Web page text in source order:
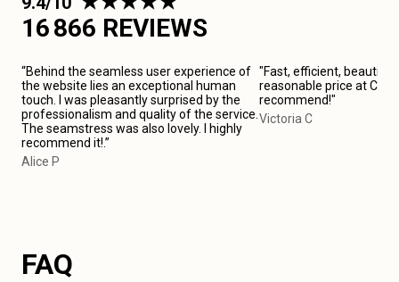
16 866 REVIEWS
“Behind the seamless user experience of
the website lies an exceptional human
touch. I was pleasantly surprised by the
professionalism and quality of the service.
The seamstress was also lovely. I highly
recommend it!.”
Alice P
"Fast, efficient, beautiful
reasonable price at
recommend!"
Victoria C
FAQ